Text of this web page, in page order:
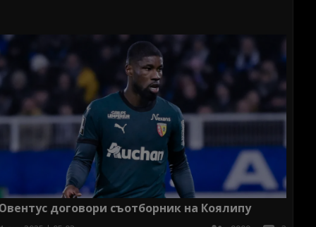
договори съотборник на Коялипу